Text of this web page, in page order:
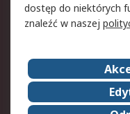
Zastrzeżenia
O firmie RS
Kariera
dostęp do niektórych
znaleźć w naszej